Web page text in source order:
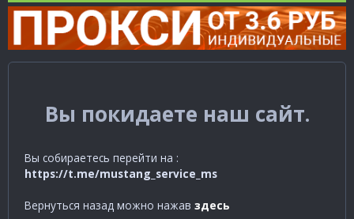
Вы покидаете наш сайт.
Вы собираетесь перейти на :
https://t.me/mustang_service_ms
Вернуться назад можно нажав здесь